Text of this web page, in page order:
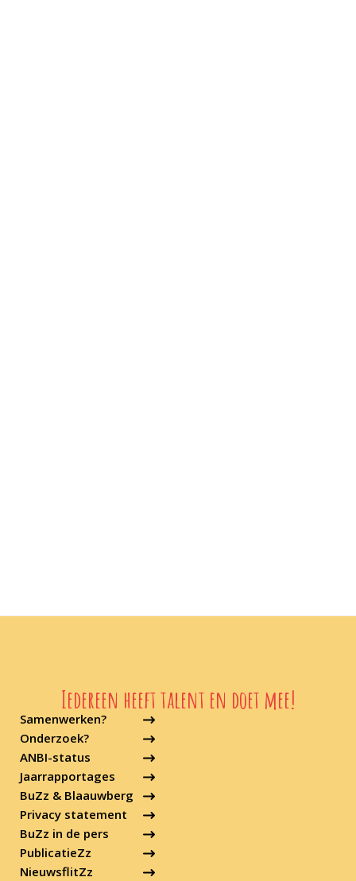
Samenwerken?
Onderzoek?
ANBI-status
Jaarrapportages
BuZz & Blaauwberg
Privacy statement
Iedereen heeft talent en doet mee!
BuZz in de pers
PublicatieZz
NieuwsflitZz